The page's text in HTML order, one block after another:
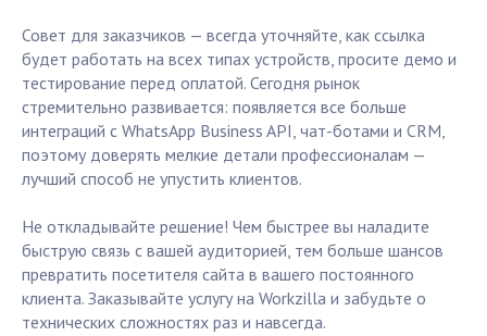
Совет для заказчиков — всегда уточняйте, как ссылка
будет работать на всех типах устройств, просите демо и
тестирование перед оплатой. Сегодня рынок
стремительно развивается: появляется все больше
интеграций с WhatsApp Business API, чат-ботами и CRM,
поэтому доверять мелкие детали профессионалам —
лучший способ не упустить клиентов.
Не откладывайте решение! Чем быстрее вы наладите
быструю связь с вашей аудиторией, тем больше шансов
превратить посетителя сайта в вашего постоянного
клиента. Заказывайте услугу на Workzilla и забудьте о
технических сложностях раз и навсегда.